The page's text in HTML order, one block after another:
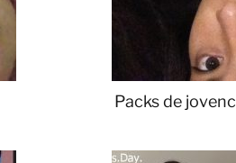
Packs de